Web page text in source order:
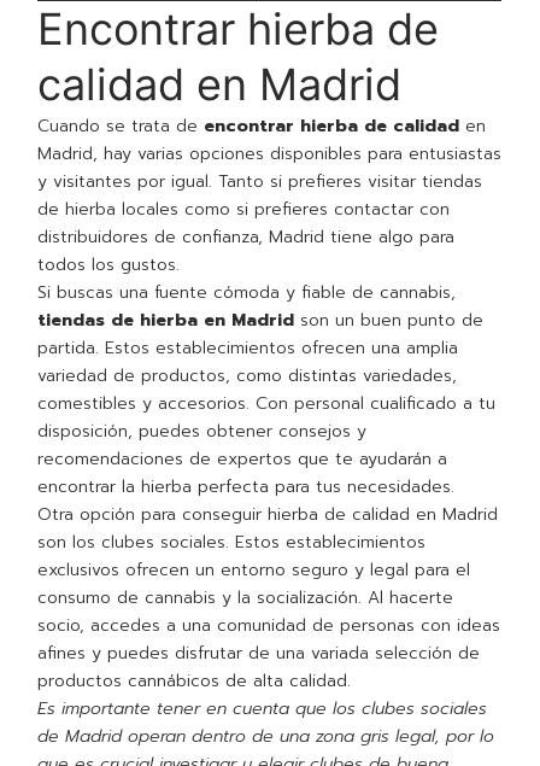
Encontrar hierba de
calidad en Madrid
Cuando se trata de encontrar hierba de calidad en
Madrid, hay varias opciones disponibles para entusiastas
y visitantes por igual. Tanto si prefieres visitar tiendas
de hierba locales como si prefieres contactar con
distribuidores de confianza, Madrid tiene algo para
todos los gustos.
Si buscas una fuente cómoda y fiable de cannabis,
tiendas de hierba en Madrid son un buen punto de
partida. Estos establecimientos ofrecen una amplia
variedad de productos, como distintas variedades,
comestibles y accesorios. Con personal cualificado a tu
disposición, puedes obtener consejos y
recomendaciones de expertos que te ayudarán a
encontrar la hierba perfecta para tus necesidades.
Otra opción para conseguir hierba de calidad en Madrid
son los clubes sociales. Estos establecimientos
exclusivos ofrecen un entorno seguro y legal para el
consumo de cannabis y la socialización. Al hacerte
socio, accedes a una comunidad de personas con ideas
afines y puedes disfrutar de una variada selección de
productos cannábicos de alta calidad.
Es importante tener en cuenta que los clubes sociales
de Madrid operan dentro de una zona gris legal, por lo